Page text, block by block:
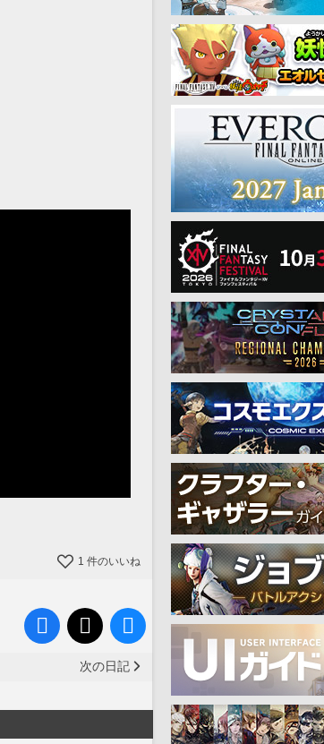
1 件のいいね
次の日記